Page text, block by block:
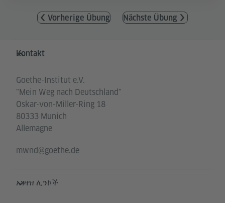
Vorherige Übung Nächste Übung
Service- und Informationsbereich
Kontakt
Goethe-Institut e.V.
"Mein Weg nach Deutschland"
Oskar-von-Miller-Ring 18
80333 Munich
Allemagne
mwnd@goethe.de
አገዛዝ ሊንኮች